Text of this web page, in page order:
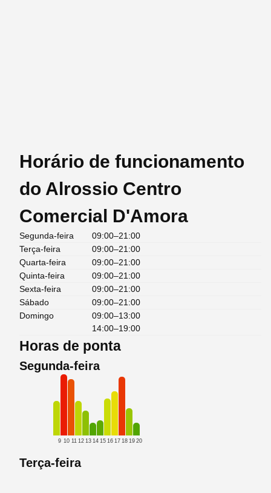
Horário de funcionamento
do Alrossio Centro
Comercial D'Amora
Segunda-feira
09:00–21:00
Terça-feira
09:00–21:00
Quarta-feira
09:00–21:00
Quinta-feira
09:00–21:00
Sexta-feira
09:00–21:00
Sábado
09:00–21:00
Domingo
09:00–13:00
14:00–19:00
Horas de ponta
Segunda-feira
9 10 11 12 13 14 15 16 17 18 19 20
Terça-feira